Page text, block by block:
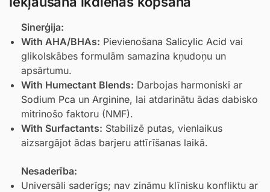
Sinerģija:
With AHA/BHAs: Pievienošana Salicylic Acid vai
glikolskābes formulām samazina kņudoņu un
apsārtumu.
With Humectant Blends: Darbojas harmoniski ar
Sodium Pca un Arginine, lai atdarinātu ādas dabisko
mitrinošo faktoru (NMF).
With Surfactants: Stabilizē putas, vienlaikus
aizsargājot ādas barjeru attīrīšanas laikā.
Nesaderība:
Universāli saderīgs; nav zināmu klīnisku konfliktu ar